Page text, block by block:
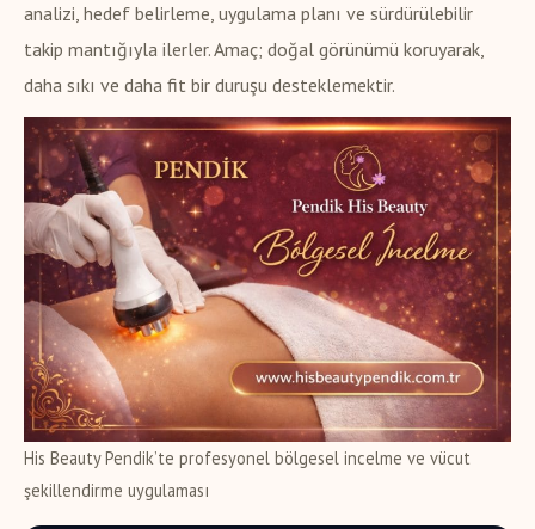
analizi, hedef belirleme, uygulama planı ve sürdürülebilir
takip mantığıyla ilerler. Amaç; doğal görünümü koruyarak,
daha sıkı ve daha fit bir duruşu desteklemektir.
His Beauty Pendik’te profesyonel bölgesel incelme ve vücut
şekillendirme uygulaması